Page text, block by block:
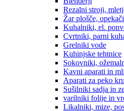
Rezalni stroji,
Žar plošče,
Kuhalniki, el.
Cvrtniki, parni
Grelniki vode
Kuhinjske tehtnice
Sokovniki,
Kavni aparati in
Aparati za peko
Sušilniki sadja in
varilniki folije in
Likalniki, mize,